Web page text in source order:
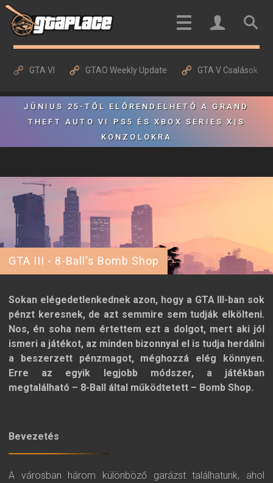
GTA VI GTAO Weekly Update GTA V Csalások
JÚNIUS 25-TŐL ELŐRENDELHETŐ A GRAND
THEFT AUTO VI PS5 ÉS XBOX SERIES X|S
KONZOLOKRA
GTA III - 8-Ball's Bomb Shop
Sokan elégedetlenkednek azon, hogy a GTA III-ban sok
pénzt keresnek, de azt semmire sem tudják elkölteni.
Nos, én soha nem értettem ezt a dolgot, mert aki jól
ismeri a játékot, az minden bizonnyal el is tudja herdálni
a beszerzett pénzmagot, méghozzá elég könnyen.
Erre az egyik legjobb módszer, a játékban
megtalálható – 8-Ball által működtetett – Bomb Shop.
Bevezetés
A városban három különböző garázst találhatunk, ahol